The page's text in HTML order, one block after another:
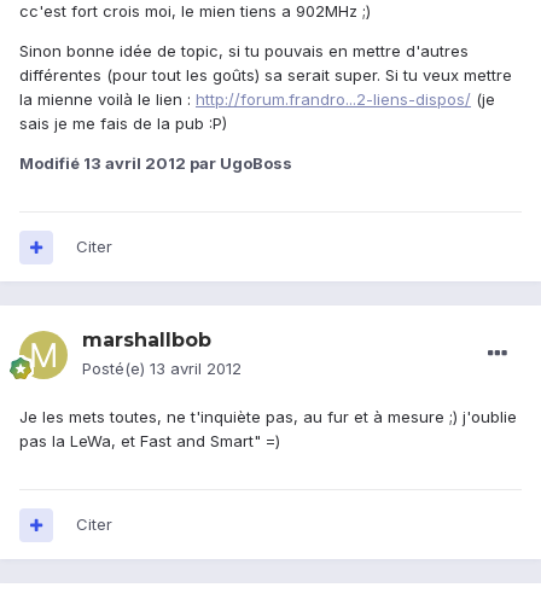
cc'est fort crois moi, le mien tiens a 902MHz ;)
Sinon bonne idée de topic, si tu pouvais en mettre d'autres
différentes (pour tout les goûts) sa serait super. Si tu veux mettre
la mienne voilà le lien : http://forum.frandro...2-liens-dispos/ (je
sais je me fais de la pub :P)
Modifié 13 avril 2012 par UgoBoss
Citer
marshallbob
Posté(e) 13 avril 2012
Je les mets toutes, ne t'inquiète pas, au fur et à mesure ;) j'oublie
pas la LeWa, et Fast and Smart" =)
Citer